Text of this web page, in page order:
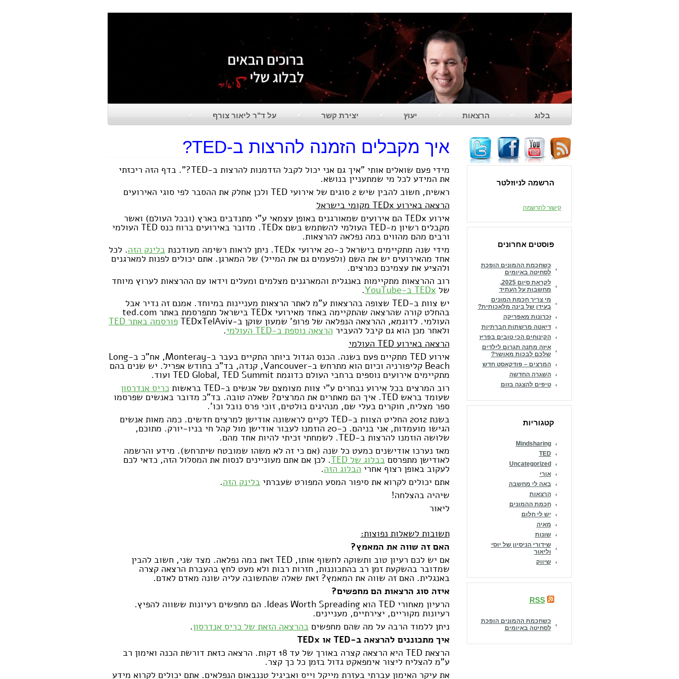
בלוג הרצאות יעוץ יצירת קשר על ד"ר ליאור צורף
משוב להרצאה
הרשמה לניוזלטר
קישור להרשמה
פוסטים אחרונים
כשחכמת ההמונים הופכת
לסחיטה באיומים
לקראת סיום 2025,
מחשבות על העתיד
מי צריך חכמת המונים
בעידן של בינה מלאכותית?
זכרונות מאפריקה
דיאטה מרשתות חברתיות
הקינוחים הכי טובים בפריז
איזה מתנה תגרום לילדים
שלכם לבכות מאושר?
המרצים – פודקאסט חדש
השגרה החדשה
טיפים להצגה בזום
קטגוריות
Mindsharing
TED
Uncategorized
אורי
באה לי מחשבה
הרצאות
חכמת ההמונים
יש לי חלום
מאיה
שונות
שידורי הניסיון של יוסי
וליאור
שיווק
RSS
כשחכמת ההמונים הופכת
לסחיטה באיומים
איך מקבלים הזמנה להרצות ב-TED?
מידי פעם שואלים אותי "איך גם אני יכול לקבל הזדמנות להרצות ב-TED?". בדף הזה ריכזתי
את המידע לכל מי שמתעניין בנושא.
ראשית, חשוב להבין שיש 2 סוגים של אירועי
TED ולכן אחלק את ההסבר לפי סוגי האירועים
הרצאה באירוע TEDx מקומי בישראל
אירוע TEDx הם אירועים שמאורגנים באופן עצמאי ע"י מתנדבים בארץ (ובכל העולם) ואשר
מקבלים רשיון מ-TED העולמי להשתמש בשם TEDx. מדובר באירועים ברוח כנסTED העולמי
ורבים מהם מהווים במה נפלאה להרצאות.
מידי שנה מתקיימים בישראל כ-20 אירועי
TEDx. ניתן לראות רשימה מעודכנתבלינק הזה. לכל
אחד מהאירועים יש את השם (ולפעמים גם את המייל) של המארגן. אתם יכולים לפנות למארגנים
ולהציע את עצמיכם כמרצים.
רוב ההרצאות מתקיימות באנגלית והמארגנים מצלמים ומעלים וידאו עם ההרצאות לערוץ מיוחד
של TEDx ב-YouTube
.
יש צוות ב-TED שצופה בהרצאות ע"מ לאתר הרצאות מעניינות במיוחד. אמנם זה נדיר אבל
בהחלט קורה שהרצאה שהתקיימה באחד מאירועי TEDx בישראל מתפרסמת באתרted.com
העולמי. לדוגמא, ההרצאה הנפלאה של פרופ' שמעון שוקן ב-TEDxTelAviv פורסמה באתרTED
ולאחר מכן הוא גם קיבל להעביר הרצאה נוספת ב-TED העולמי.
הרצאה באירועTED העולמי
אירועTED מתקיים פעם בשנה. הכנס הגדול ביותר התקיים בעבר ב-Monteray, אח"כ ב-Long
Beach קליפורניה וכיום הוא מתרחש ב-Vancouver, קנדה, בד"כ בחודש אפריל. יש שנים בהם
מתקיימים אירועים נוספים ברחבי העולם כדוגמת TED Global, TED Summit ועוד.
רוב המרצים בכל אירוע נבחרים ע"י צוות מצומצם של אנשים ב-TED בראשות כריס אנדרסון
שעומד בראשTED. איך הם מאתרים את המרצים? שאלה טובה. בד"כ מדובר באנשים שפרסמו
ספר מצליח, חוקרים בעלי שם, מנהיגים בולטים, זוכי פרס נובל וכו'.
בשנת 2012 החליט הצוות ב-
TED לקיים לראשונה אודישן למרצים חדשים. כמה מאות אנשים
הגישו מועמדות, אני בניהם. כ-20 הוזמנו לעבור אודישן מול קהל חי בניו-יורק. מתוכם,
שלושה הוזמנו להרצות ב-TED. לשמחתי זכיתי להיות אחד מהם.
מאז נערכו אודישנים כמעט כל שנה (אם כי זה לא משהו שמובטח שיתרחש). מידע והרשמה
לאודישן מתפרסםבבלוג שלTED. לכן אם אתם מעוניינים לנסות את המסלול הזה, כדאי לכם
לעקוב באופן רצוף אחרי הבלוג הזה.
אתם יכולים לקרוא את סיפור המסע המפורט שעברתיבלינק הזה.
שיהיה בהצלחה!
ליאור
תשובות לשאלות נפוצות:
האם זה שווה את המאמץ?
אם יש לכם רעיון טוב ותשוקה לחשוף אותו, TED זאת במה נפלאה. מצד שני, חשוב להבין
שמדובר בהשקעת זמן רב בהתכוננות, חזרות רבות ולא מעט לחץ בהעברת הרצאה קצרה
באנגלית. האם זה שווה את המאמץ? זאת שאלה שהתשובה עליה שונה מאדם לאדם.
איזה סוג הרצאות הם מחפשים?
הרעיון מאחוריTED הואIdeas Worth Spreading. הם מחפשים רעיונות ששווה להפיץ.
רעיונות מקוריים, יצירתיים, מעניינים.
ניתן ללמוד הרבה על מה שהם מחפשיםבהרצאה הזאת של כריס אנדרסון.
איך מתכוננים להרצאה ב-TED או TEDx
הרצאתTED היא הרצאה קצרה באורך של עד 18 דקות. הרצאה כזאת דורשת הכנה ואימון רב
ע"מ להצליח ליצור אימפאקט גדול בזמן כל כך קצר.
את עיקר האימון עברתי בעזרת מייקל וייס ואביגיל טננבאום הנפלאים. אתם יכולים לקרוא מידע